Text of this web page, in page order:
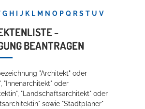
G H J K L M N O P Q R S T U V
-
BEANTRAGEN
"Architekt" oder
"Innenarchitekt" oder
"Landschaftsarchitekt" oder
sowie "Stadtplaner"